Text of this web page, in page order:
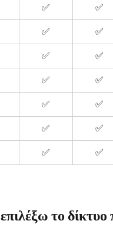
✅
✅
✅
✅
✅
✅
✅
✅
✅
✅
✅
✅
✅ ✅
το